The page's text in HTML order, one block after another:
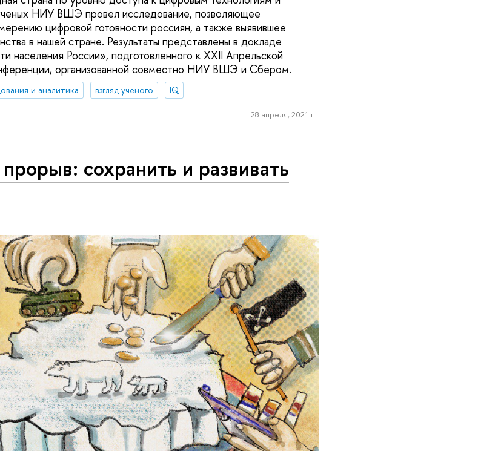
НИУ ВШЭ провел исследование, позволяющее
цифровой готовности россиян, а также выявившее
в нашей стране. Результаты представлены в докладе
населения России», подготовленного к XXII Апрельской
организованной совместно НИУ ВШЭ и Сбером.
и аналитика взгляд ученого
IQ
28 апреля, 2021 г.
сохранить и развивать